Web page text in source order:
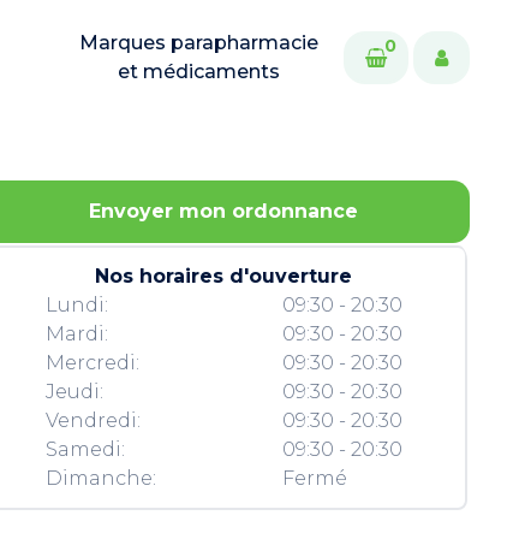
Marques parapharmacie
et médicaments
0
Envoyer mon ordonnance
Nos horaires d'ouverture
Lundi:
Mardi:
Mercredi:
Jeudi:
Vendredi:
Samedi:
Dimanche:
09:30 - 20:30
09:30 - 20:30
09:30 - 20:30
09:30 - 20:30
09:30 - 20:30
09:30 - 20:30
Fermé